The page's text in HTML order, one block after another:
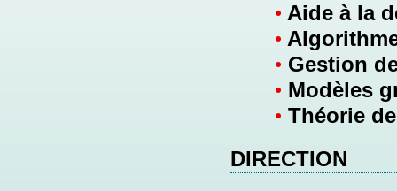
• Aide à la
•
• Gestion
• Modèles
• Théorie
DIRECTION